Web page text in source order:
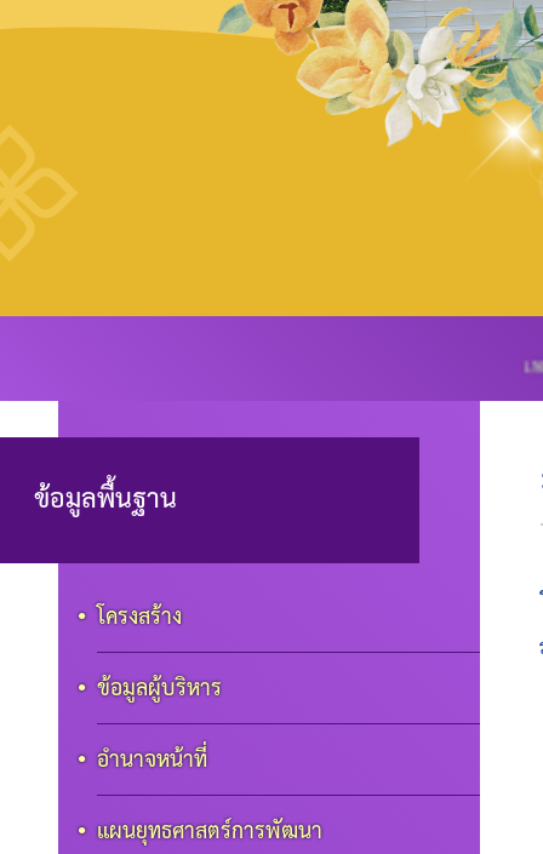
เทศบาลตำ
ข้อมูลพื้นฐาน
โครงสร้าง
ข้อมูลผู้บริหาร
อำนาจหน้าที่
แผนยุทธศาสตร์การพัฒนา